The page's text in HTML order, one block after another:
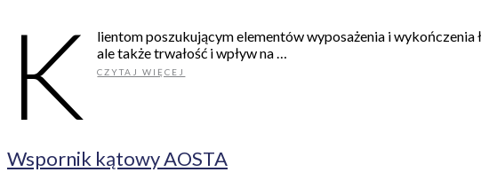
K
lientom poszukującym elementów wyposażenia i
ale także trwałość i wpływ na …
CZYTAJ WIĘCEJ
Wspornik kątowy AOSTA